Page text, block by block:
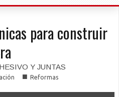
para construir
Y JUNTAS
■ Reformas